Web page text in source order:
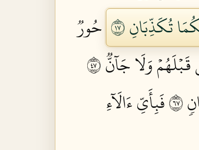
تُكَذِّبَانِ ٧١
حُورٞ
وَلَا جَآنّٞ ٧٤
فَبِأَيِّ ءَالَآءِ